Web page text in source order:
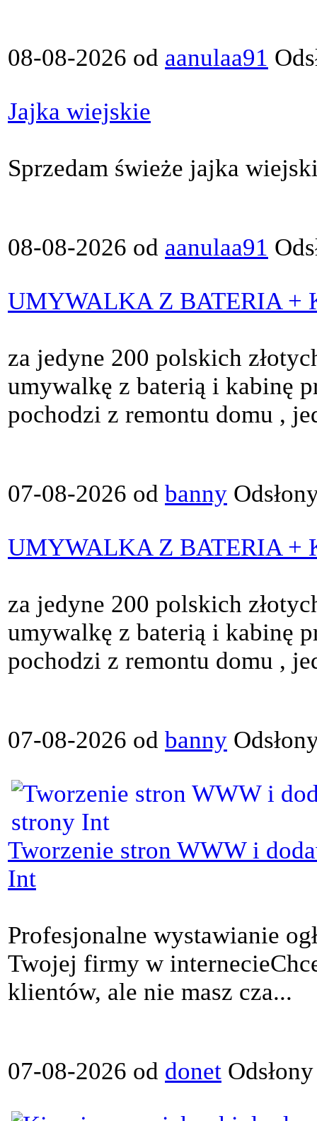
08-08-2026 od aanulaa91
Jajka wiejskie
Sprzedam świeże jajka
08-08-2026 od aanulaa91
UMYWALKA Z BATERIA +
za jedyne 200 polskich
umywalkę z baterią i kabinę
pochodzi z remontu domu ,
07-08-2026 od banny
UMYWALKA Z BATERIA +
za jedyne 200 polskich
umywalkę z baterią i kabinę
pochodzi z remontu domu ,
07-08-2026 od banny
Tworzenie stron WWW i
Int
Profesjonalne wystawianie
Twojej firmy w
klientów, ale nie masz cza...
07-08-2026 od donet